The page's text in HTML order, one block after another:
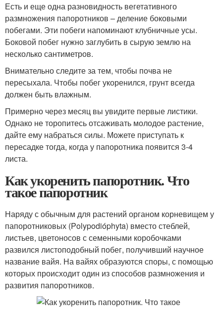
Есть и еще одна разновидность вегетативного
размножения папоротников – деление боковыми
побегами. Эти побеги напоминают клубничные усы.
Боковой побег нужно заглубить в сырую землю на
несколько сантиметров.
Внимательно следите за тем, чтобы почва не
пересыхала. Чтобы побег укоренился, грунт всегда
должен быть влажным.
Примерно через месяц вы увидите первые листики.
Однако не торопитесь отсаживать молодое растение,
дайте ему набраться силы. Можете приступать к
пересадке тогда, когда у папоротника появится 3-4
листа.
Как укоренить папоротник. Что
такое папоротник
Наряду с обычным для растений органом корневищем у
папоротниковых (Polypodióphyta) вместо стеблей,
листьев, цветоносов с семенными коробочками
развился листоподобный побег, получивший научное
название вайя. На вайях образуются споры, с помощью
которых происходит один из способов размножения и
развития папоротников.